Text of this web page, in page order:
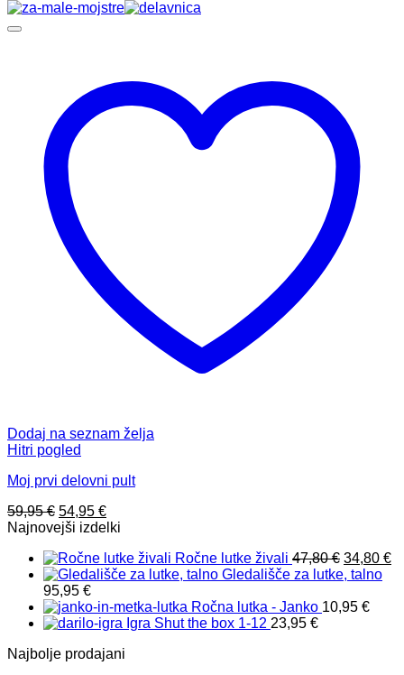
Dodaj na seznam želja
Hitri pogled
Moj prvi delovni pult
59,95€ Izvirna
cena
bila:
59,95 €.
54,95 €Trenutna
cena
54,95 €.
Najnovejši izdelki
Ročne lutke živali 47,80€ Izvirna
cena
bila:
34,80 €
Gledališče za lutke, talno
95,95 €
Ročna lutka - Janko 10,95 €
Igra Shut the box 1-12 23,95 €
Najbolje prodajani